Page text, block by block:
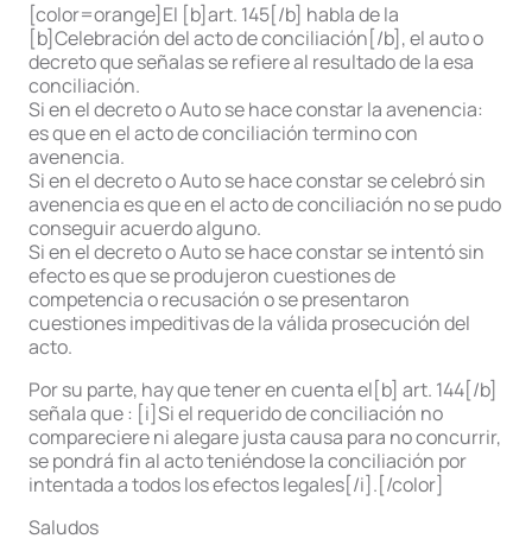
[color=orange]El [b]art. 145[/b] habla de la
[b]Celebración del acto de conciliación[/b], el auto o
decreto que señalas se refiere al resultado de la esa
conciliación.
Si en el decreto o Auto se hace constar la avenencia:
es que en el acto de conciliación termino con
avenencia.
Si en el decreto o Auto se hace constar se celebró sin
avenencia es que en el acto de conciliación no se pudo
conseguir acuerdo alguno.
Si en el decreto o Auto se hace constar se intentó sin
efecto es que se produjeron cuestiones de
competencia o recusación o se presentaron
cuestiones impeditivas de la válida prosecución del
acto.
Por su parte, hay que tener en cuenta el[b] art. 144[/b]
señala que : [i]Si el requerido de conciliación no
compareciere ni alegare justa causa para no concurrir,
se pondrá fin al acto teniéndose la conciliación por
intentada a todos los efectos legales[/i].[/color]
Saludos